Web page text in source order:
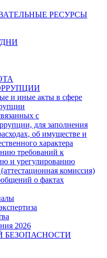
РЕСУРСЫ
и иные акты в сфере
с
для заполнения
об имуществе и
характера
требований к
и урегулированию
комиссия)
о фактах
2026
БЕЗОПАСНОСТИ